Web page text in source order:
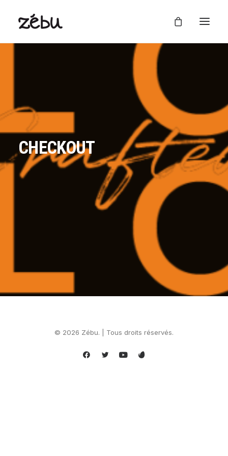
CHECKOUT
© 2026 Zébu. | Tous droits réservés.